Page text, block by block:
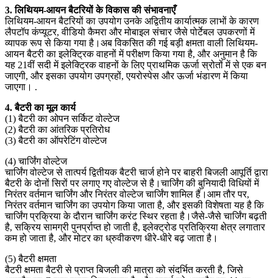
3. लिथियम-आयन बैटरियों के विकास की संभावनाएँ
लिथियम-आयन बैटरियों का उपयोग उनके अद्वितीय कार्यात्मक लाभों के कारण
लैपटॉप कंप्यूटर, वीडियो कैमरा और मोबाइल संचार जैसे पोर्टेबल उपकरणों में
व्यापक रूप से किया गया है।अब विकसित की गई बड़ी क्षमता वाली लिथियम-
आयन बैटरी का इलेक्ट्रिक वाहनों में परीक्षण किया गया है, और अनुमान है कि
यह 21वीं सदी में इलेक्ट्रिक वाहनों के लिए प्राथमिक ऊर्जा स्रोतों में से एक बन
जाएगी, और इसका उपयोग उपग्रहों, एयरोस्पेस और ऊर्जा भंडारण में किया
जाएगा। .
4. बैटरी का मूल कार्य
(1) बैटरी का ओपन सर्किट वोल्टेज
(2) बैटरी का आंतरिक प्रतिरोध
(3) बैटरी का ऑपरेटिंग वोल्टेज
(4) चार्जिंग वोल्टेज
चार्जिंग वोल्टेज से तात्पर्य द्वितीयक बैटरी चार्ज होने पर बाहरी बिजली आपूर्ति द्वारा
बैटरी के दोनों सिरों पर लगाए गए वोल्टेज से है।चार्जिंग की बुनियादी विधियों में
निरंतर वर्तमान चार्जिंग और निरंतर वोल्टेज चार्जिंग शामिल हैं।आम तौर पर,
निरंतर वर्तमान चार्जिंग का उपयोग किया जाता है, और इसकी विशेषता यह है कि
चार्जिंग प्रक्रिया के दौरान चार्जिंग करंट स्थिर रहता है।जैसे-जैसे चार्जिंग बढ़ती
है, सक्रिय सामग्री पुनर्प्राप्त हो जाती है, इलेक्ट्रोड प्रतिक्रिया क्षेत्र लगातार
कम हो जाता है, और मोटर का ध्रुवीकरण धीरे-धीरे बढ़ जाता है।
(5) बैटरी क्षमता
बैटरी क्षमता बैटरी से प्राप्त बिजली की मात्रा को संदर्भित करती है, जिसे